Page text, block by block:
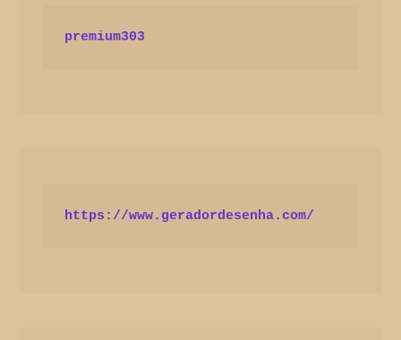
premium303
https://www.geradordesenha.com/